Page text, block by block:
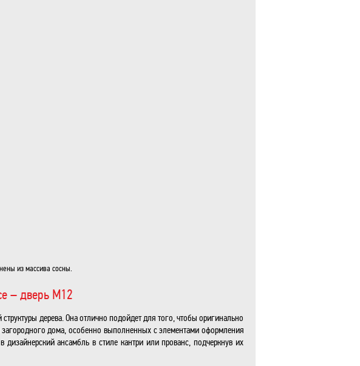
из массива сосны.
– дверь М12
дерева. Она отлично подойдет для того, чтобы оригинально
дома, особенно выполненных с элементами оформления
ансамбль в стиле кантри или прованс, подчеркнув их